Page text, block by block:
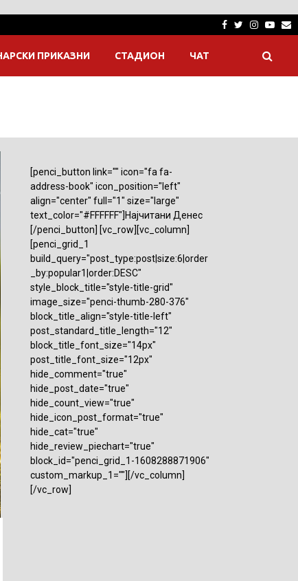
Facebook
Twitter
ПРИКАЗНИ СТАДИОН ЧАТ
[penci_button link="" icon="fa fa-
address-book" icon_position="left"
align="center" full="1" size="large"
text_color="#FFFFFF"]Најчитани Денес
[/penci_button] [vc_row][vc_column]
[penci_grid_1
build_query="post_type:post|size:6|order
_by:popular1|order:DESC"
style_block_title="style-title-grid"
image_size="penci-thumb-280-376"
block_title_align="style-title-left"
post_standard_title_length="12"
block_title_font_size="14px"
post_title_font_size="12px"
hide_comment="true"
hide_post_date="true"
hide_count_view="true"
hide_icon_post_format="true"
hide_cat="true"
hide_review_piechart="true"
block_id="penci_grid_1-1608288871906"
custom_markup_1=""][/vc_column]
[/vc_row]